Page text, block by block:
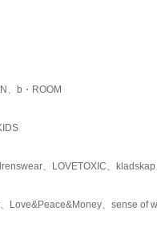
、b・ROOM
、LOVETOXIC、
Love&Peace&Money、sense of